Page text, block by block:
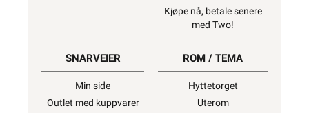
Kjøpe nå, betale senere
med Two!
SNARVEIER
Min side
Outlet med kuppvarer
ROM / TEMA
Hyttetorget
Uterom